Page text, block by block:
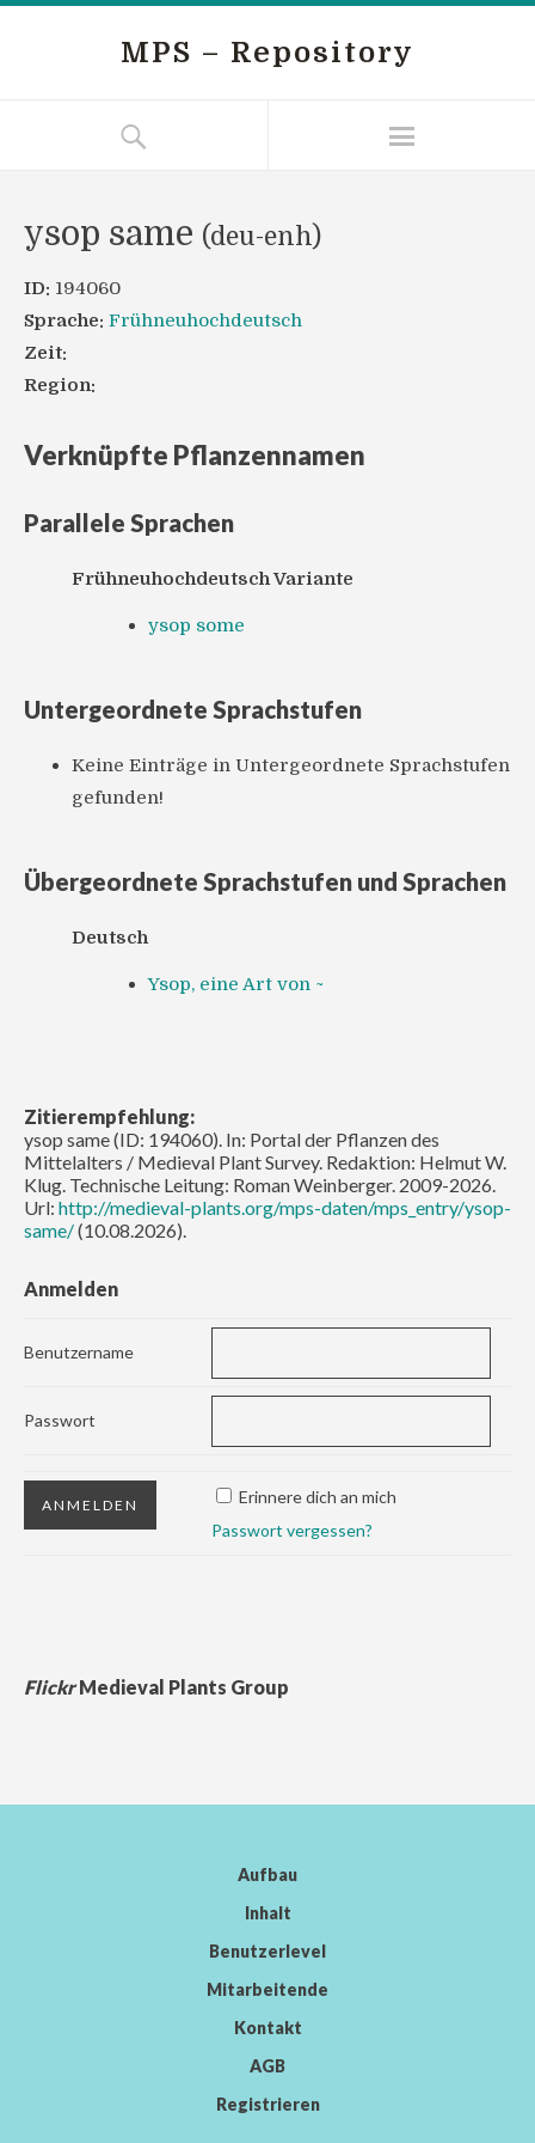
MPS – Repository
ysop same (deu-enh)
ID: 194060
Sprache: Frühneuhochdeutsch
Zeit:
Region:
Verknüpfte Pflanzennamen
Parallele Sprachen
Frühneuhochdeutsch Variante
ysop some
Untergeordnete Sprachstufen
Keine Einträge in Untergeordnete Sprachstufen
gefunden!
Übergeordnete Sprachstufen und Sprachen
Deutsch
Ysop, eine Art von ~
Zitierempfehlung:
ysop same (ID: 194060). In: Portal der Pflanzen des
Mittelalters / Medieval Plant Survey. Redaktion: Helmut W.
Klug. Technische Leitung: Roman Weinberger. 2009-2026.
Url: http://medieval-plants.org/mps-daten/mps_entry/ysop-
same/(10.08.2026).
Anmelden
Benutzername
Passwort
Erinnere dich an mich
Passwort vergessen?
FlickrMedieval Plants Group
Aufbau
Inhalt
Benutzerlevel
Mitarbeitende
Kontakt
AGB
Registrieren